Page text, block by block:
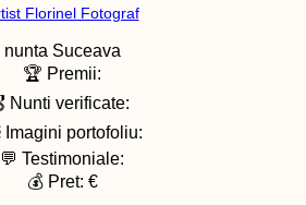
Florinel Fotograf
nunta Suceava
🏆 Premii:
Nunti verificate:
portofoliu:
💬 Testimoniale:
💰 Pret: €